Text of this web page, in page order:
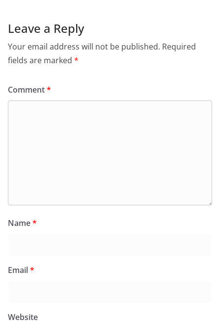
Leave a Reply
Your email address will not be published. Required
fields are marked *
Comment*
Name*
Email*
Website